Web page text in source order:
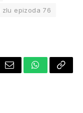
zlu epizoda 76
Email WhatsApp
Copy